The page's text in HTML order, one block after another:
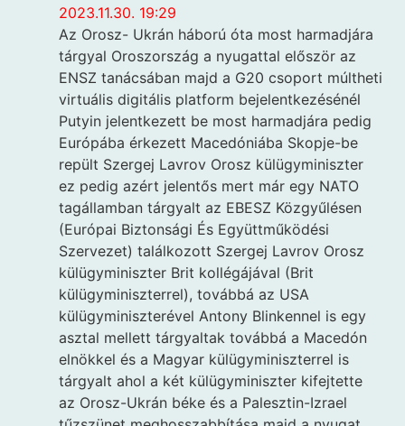
2023.11.30. 19:29
Az Orosz- Ukrán háború óta most harmadjára
tárgyal Oroszország a nyugattal először az
ENSZ tanácsában majd a G20 csoport múltheti
virtuális digitális platform bejelentkezésénél
Putyin jelentkezett be most harmadjára pedig
Európába érkezett Macedóniába Skopje-be
repült Szergej Lavrov Orosz külügyminiszter
ez pedig azért jelentős mert már egy NATO
tagállamban tárgyalt az EBESZ Közgyűlésen
(Európai Biztonsági És Együttműködési
Szervezet) találkozott Szergej Lavrov Orosz
külügyminiszter Brit kollégájával (Brit
külügyminiszterrel), továbbá az USA
külügyminiszterével Antony Blinkennel is egy
asztal mellett tárgyaltak továbbá a Macedón
elnökkel és a Magyar külügyminiszterrel is
tárgyalt ahol a két külügyminiszter kifejtette
az Orosz-Ukrán béke és a Palesztin-Izrael